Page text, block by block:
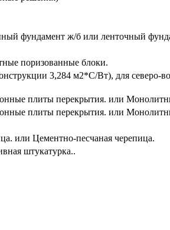
фундамент ж/б или ленточный
поризованные блоки.
3,284 м2*С/Вт), для
плиты перекрытия. или
плиты перекрытия. или
или Цементно-песчаная черепица.
штукатурка..